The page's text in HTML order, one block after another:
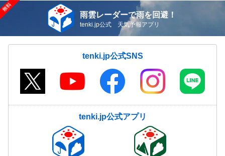
雨雲レーダーで雨を回避！
tenki.jp公式 天気予報アプリ
tenki.jp公式SNS
tenki.jp公式アプリ